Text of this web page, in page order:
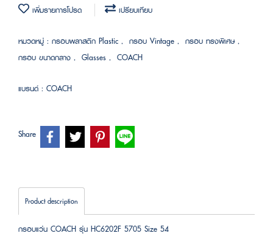
เพิ่มรายการโปรด เปรียบเทียบ
หมวดหมู่ : กรอบพลาสติก Plastic , กรอบ Vintage , กรอบ ทรงพิเศษ,
กรอบ ขนาดกลาง , Glasses , COACH
แบรนด์ : COACH
Share
Product description
กรอบแว่น COACH รุ่น HC6202F 5705 Size 54